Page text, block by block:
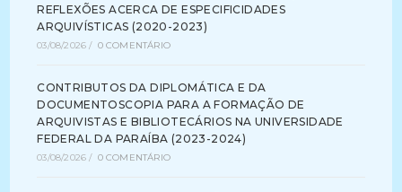
REFLEXÕES ACERCA DE ESPECIFICIDADES
ARQUIVÍSTICAS (2020-2023)
03/08/2026 / 0 COMENTÁRIO
CONTRIBUTOS DA DIPLOMÁTICA E DA
DOCUMENTOSCOPIA PARA A FORMAÇÃO DE
ARQUIVISTAS E BIBLIOTECÁRIOS NA UNIVERSIDADE
FEDERAL DA PARAÍBA (2023-2024)
03/08/2026 / 0 COMENTÁRIO